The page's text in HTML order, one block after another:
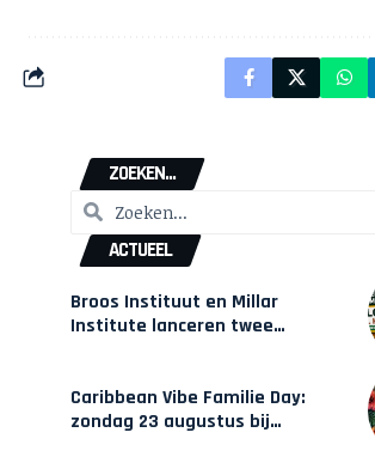
ZOEKEN...
ACTUEEL
Broos Instituut en Millar
Institute lanceren twee
Caribbean Vibe Familie Day:
zondag 23 augustus bij